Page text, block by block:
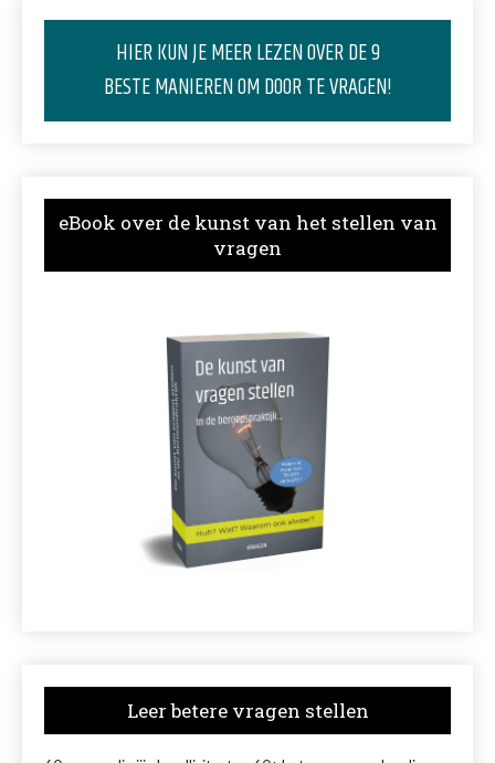
HIER KUN JE MEER LEZEN OVER DE 9
BESTE MANIEREN OM DOOR TE VRAGEN!
eBook over de kunst van het stellen van
vragen
Leer betere vragen stellen